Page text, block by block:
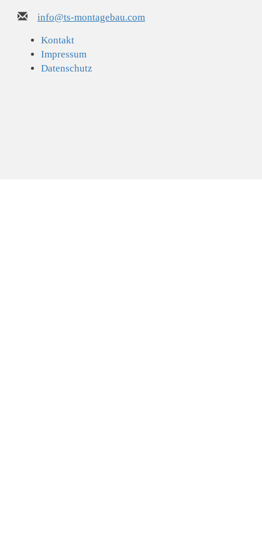
info@ts-montagebau.com
Navigation
überspringen
Kontakt
Impressum
Datenschutz